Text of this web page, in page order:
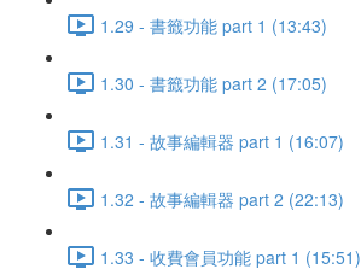
1.29 - 書籤功能 part 1 (13:43)
1.30 - 書籤功能 part 2 (17:05)
1.31 - 故事編輯器 part 1 (16:07)
1.32 - 故事編輯器 part 2 (22:13)
1.33 - 收費會員功能 part 1 (15:51)